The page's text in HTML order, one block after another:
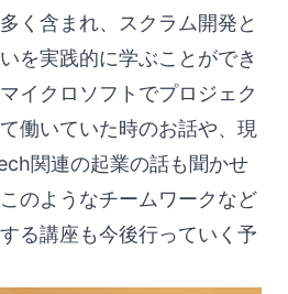
く含まれ、スクラム開発と
を実践的に学ぶことができ
イクロソフトでプロジェク
働いていた時のお話や、現
関連の起業の話も聞かせ
のようなチームワークなど
る講座も今後行っていく予